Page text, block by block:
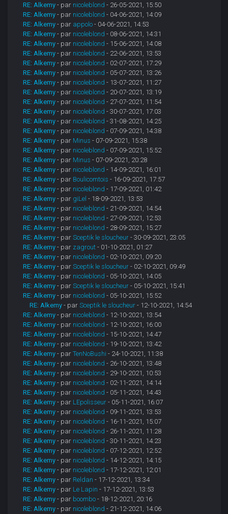
RE: Alkemy - par nicoleblond - 26-05-2021, 15:50
RE: Alkemy - par nicoleblond - 04-06-2021, 14:09
RE: Alkemy - par appolo - 04-06-2021, 14:53
RE: Alkemy - par nicoleblond - 08-06-2021, 14:31
RE: Alkemy - par nicoleblond - 15-06-2021, 14:08
RE: Alkemy - par nicoleblond - 22-06-2021, 13:53
RE: Alkemy - par nicoleblond - 02-07-2021, 17:29
RE: Alkemy - par nicoleblond - 05-07-2021, 13:26
RE: Alkemy - par nicoleblond - 13-07-2021, 11:27
RE: Alkemy - par nicoleblond - 20-07-2021, 13:19
RE: Alkemy - par nicoleblond - 27-07-2021, 11:54
RE: Alkemy - par nicoleblond - 30-07-2021, 17:03
RE: Alkemy - par nicoleblond - 31-08-2021, 14:25
RE: Alkemy - par nicoleblond - 07-09-2021, 14:38
RE: Alkemy - par Minus - 07-09-2021, 15:38
RE: Alkemy - par nicoleblond - 07-09-2021, 15:52
RE: Alkemy - par Minus - 07-09-2021, 20:28
RE: Alkemy - par nicoleblond - 14-09-2021, 16:01
RE: Alkemy - par Boulicomtois - 16-09-2021, 17:57
RE: Alkemy - par nicoleblond - 17-09-2021, 01:42
RE: Alkemy - par giLel - 18-09-2021, 13:53
RE: Alkemy - par nicoleblond - 21-09-2021, 14:54
RE: Alkemy - par nicoleblond - 27-09-2021, 12:53
RE: Alkemy - par nicoleblond - 28-09-2021, 15:27
RE: Alkemy - parSceptik le sloucheur - 30-09-2021, 23:05
RE: Alkemy - par zagrout - 01-10-2021, 01:27
RE: Alkemy - par nicoleblond - 02-10-2021, 09:20
RE: Alkemy - parSceptik le sloucheur - 02-10-2021, 09:49
RE: Alkemy - par nicoleblond - 05-10-2021, 14:05
RE: Alkemy - parSceptik le sloucheur - 05-10-2021, 15:41
RE: Alkemy - par nicoleblond - 05-10-2021, 15:52
RE: Alkemy - parSceptik le sloucheur - 12-10-2021, 14:54
RE: Alkemy - par nicoleblond - 12-10-2021, 13:54
RE: Alkemy - par nicoleblond - 12-10-2021, 16:00
RE: Alkemy - par nicoleblond - 15-10-2021, 14:47
RE: Alkemy - par nicoleblond - 19-10-2021, 13:42
RE: Alkemy - parTenNoBushi - 24-10-2021, 11:38
RE: Alkemy - par nicoleblond - 26-10-2021, 13:48
RE: Alkemy - par nicoleblond - 29-10-2021, 10:53
RE: Alkemy - par nicoleblond - 02-11-2021, 14:14
RE: Alkemy - par nicoleblond - 05-11-2021, 14:43
RE: Alkemy - par LEpolisseur - 05-11-2021, 16:07
RE: Alkemy - par nicoleblond - 09-11-2021, 13:53
RE: Alkemy - par nicoleblond - 16-11-2021, 15:07
RE: Alkemy - par nicoleblond - 26-11-2021, 11:28
RE: Alkemy - par nicoleblond - 30-11-2021, 14:23
RE: Alkemy - par nicoleblond - 07-12-2021, 12:52
RE: Alkemy - par nicoleblond - 14-12-2021, 14:15
RE: Alkemy - par nicoleblond - 17-12-2021, 12:01
RE: Alkemy - par Reldan - 17-12-2021, 13:34
RE: Alkemy - par Le Lapin - 17-12-2021, 13:53
RE: Alkemy - par boombo - 18-12-2021, 20:16
RE: Alkemy - par nicoleblond - 21-12-2021, 14:06